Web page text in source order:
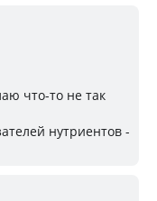
что-то не так
нутриентов -